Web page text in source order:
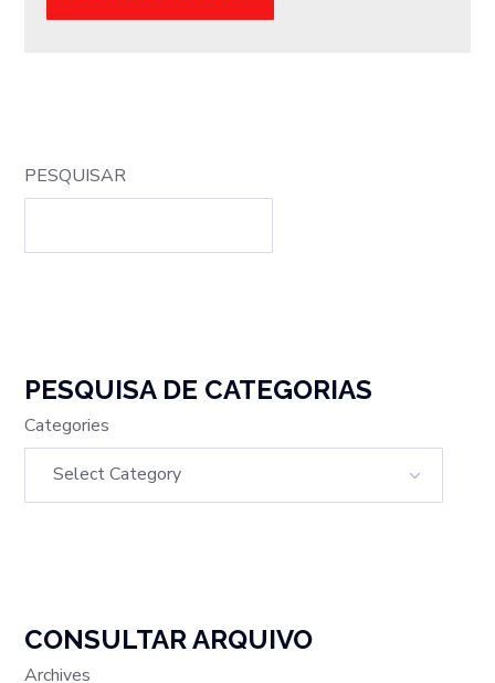
PESQUISAR
PESQUISA DE CATEGORIAS
Categories
CONSULTAR ARQUIVO
Archives